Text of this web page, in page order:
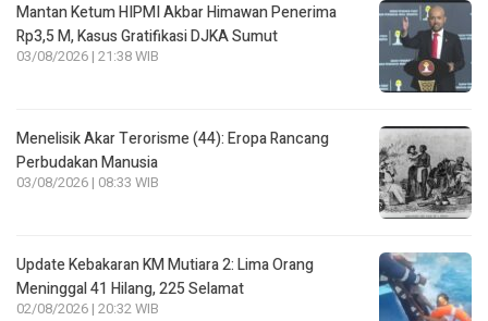
Mantan Ketum HIPMI Akbar Himawan Penerima
Rp3,5 M, Kasus Gratifikasi DJKA Sumut
03/08/2026 | 21:38 WIB
Menelisik Akar Terorisme (44): Eropa Rancang
Perbudakan Manusia
03/08/2026 | 08:33 WIB
Update Kebakaran KM Mutiara 2: Lima Orang
Meninggal 41 Hilang, 225 Selamat
02/08/2026 | 20:32 WIB